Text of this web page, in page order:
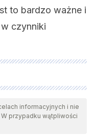
to bardzo ważne i
czynniki
celu zapewnienia ich
Bibliografia
informacyjnych i nie
przypadku wątpliwości